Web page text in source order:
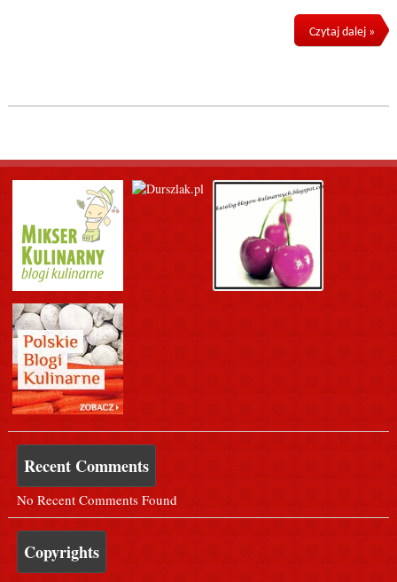
Czytaj dalej »
Recent Comments
No Recent Comments Found
Copyrights